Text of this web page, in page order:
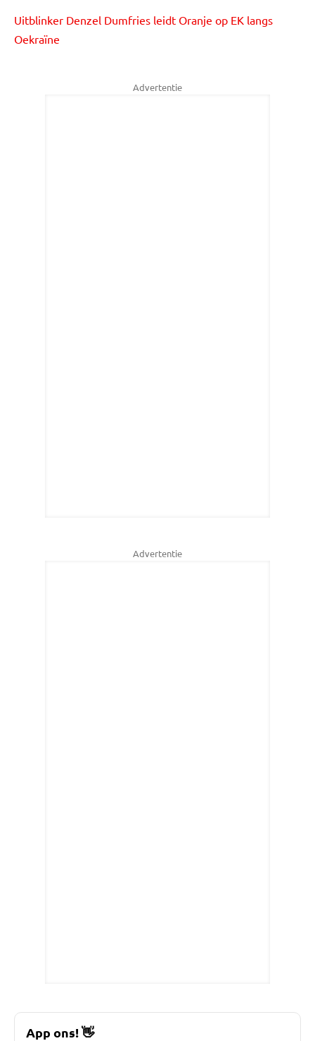
Uitblinker Denzel Dumfries leidt Oranje op EK langs
Oekraïne
Advertentie
Advertentie
App ons!👋